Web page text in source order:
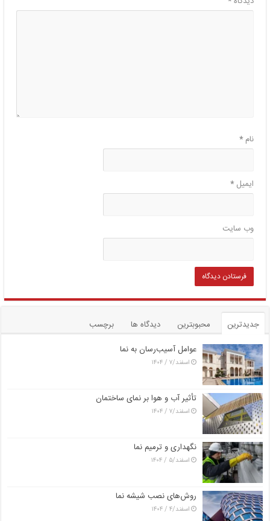
نام*
ایمیل*
وب‌ سایت
جدیدترین محبوبترین دیدگاه ها
برچسب
عوامل آسیب‌رسان به نما
اسفند/۷ / ۱۴۰۴
تأثیر آب و هوا بر نمای ساختمان
اسفند/۷ / ۱۴۰۴
نگهداری و ترمیم نما
اسفند/۵ / ۱۴۰۴
روش‌های نصب شیشه نما
اسفند/۴ / ۱۴۰۴